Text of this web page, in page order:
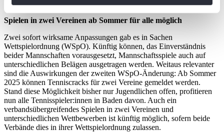
bestimmten Merkmalen (Fingerprinting) identifizieren
Erfahren Sie mehr darüber, wie Ihre persönlichen Daten
verarbeitet werden, und legen Sie Ihre Präferenzen im
Abschnitt Einzelheitenfest.
Wir verwenden Cookies, um Inhalte und Anzeigen zu
personalisieren, Funktionen für soziale Medien anbieten
zu können und die Zugriffe auf unsere Website zu
analysieren. Außerdem geben wir Informationen zu Ihrer
Verwendung unserer Website an unsere Partner für
Versammlung am 12. Oktober zurück.
Spielen in zwei Vereinen ab Sommer für alle möglich
Zwei sofort wirksame Anpassungen gab es in Sachen
Wettspielordnung (WSpO). Künftig können, das Einverständnis
beider Mannschaften vorausgesetzt, Mannschaftsspiele auch auf
unterschiedlichen Belägen ausgetragen werden. Weitaus relevanter
sind die Auswirkungen der zweiten WSpO-Änderung: Ab Sommer
2025 können Tenniscracks für zwei Vereine gemeldet werden.
Stand diese Möglichkeit bisher nur Jugendlichen offen, profitieren
nun alle Tennisspieler:innen in Baden davon. Auch ein
verbandsübergreifendes Spielen in zwei Vereinen und
unterschiedlichen Wettbewerben ist künftig möglich, sofern beide
Verbände dies in ihrer Wettspielordnung zulassen.